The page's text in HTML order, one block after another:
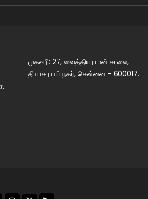
முகவரி: 27, வைத்தியராமன் சாலை,
தியாகராயர் நகர், சென்னை - 600017.